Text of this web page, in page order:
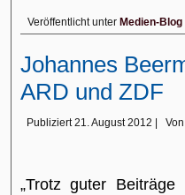
Veröffentlicht unter Medien-Blog
Johannes
ARD und ZDF
Publiziert 21. August 2012 Von
„Trotz guter